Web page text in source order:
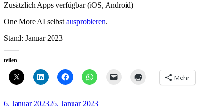
Zusätzlich Apps verfügbar (iOS, Android)
One More AI selbst ausprobieren.
Stand: Januar 2023
teilen:
Mehr
Veröffentlicht
6. Januar 202326. Januar 2023